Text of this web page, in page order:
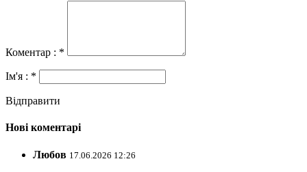
Коментар : *
Ім'я : *
Відправити
Нові коментарі
Любов 17.06.2026 12:26